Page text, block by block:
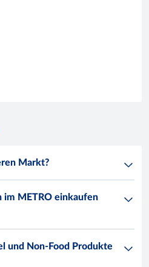
Markt?
im METRO einkaufen
und Non-Food Produkte